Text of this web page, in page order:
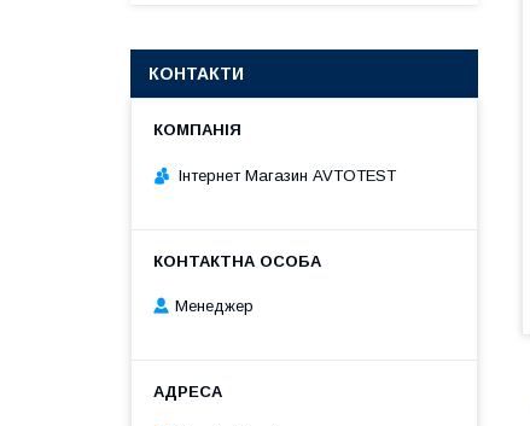
КОНТАКТИ
Інтернет Магазин AVTOTEST
Менеджер